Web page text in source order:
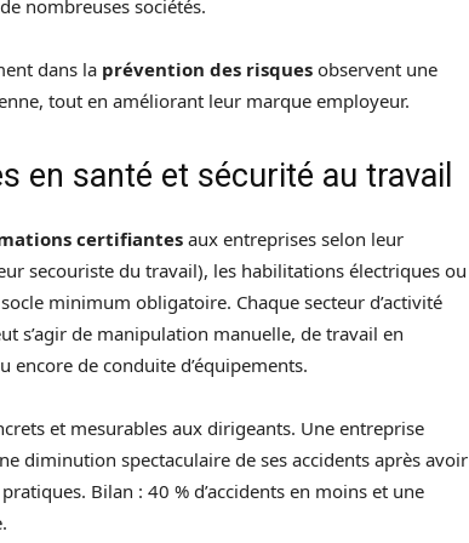
nombreuses sociétés.
dans la prévention des risques observent une
tout en améliorant leur marque employeur.
en santé et sécurité au travail
certifiantes aux entreprises selon leur
secouriste du travail), les habilitations électriques ou
minimum obligatoire. Chaque secteur d’activité
s’agir de manipulation manuelle, de travail en
encore de conduite d’équipements.
et mesurables aux dirigeants. Une entreprise
diminution spectaculaire de ses accidents après avoir
Bilan : 40 % d’accidents en moins et une